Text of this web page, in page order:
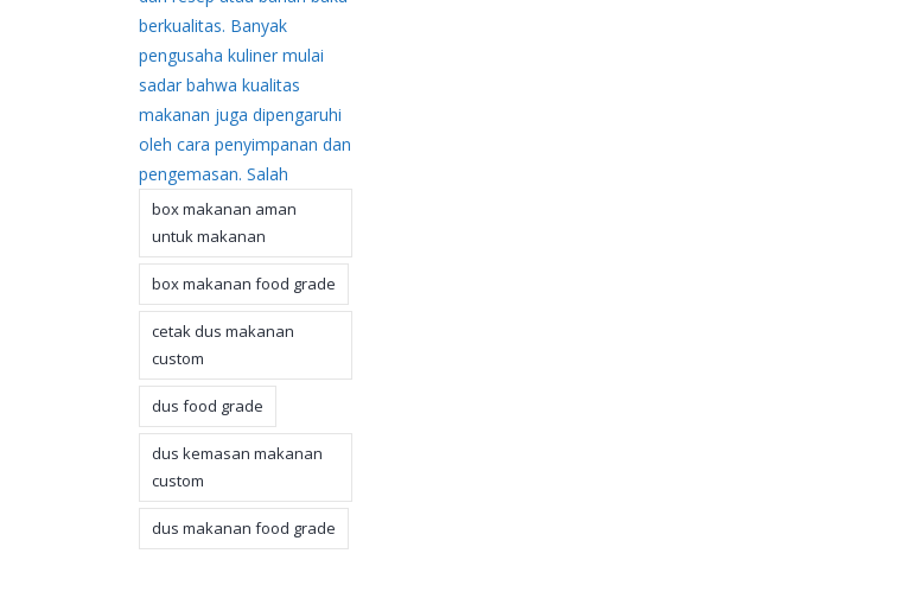
berkualitas. Banyak
pengusaha kuliner mulai
sadar bahwa kualitas
makanan juga dipengaruhi
oleh cara penyimpanan dan
pengemasan. Salah
box makanan aman
untuk makanan
box makanan food grade
cetak dus makanan
custom
dus food grade
dus kemasan makanan
custom
dus makanan food grade